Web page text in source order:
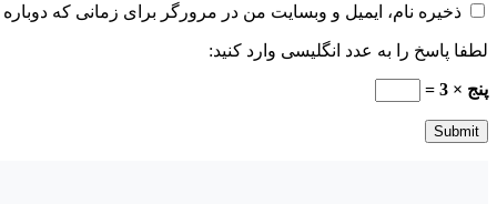
ذخیره نام، ایمیل و وبسایت من در مرورگر برای زمانی که
لطفا پاسخ را به عدد انگلیسی وارد کنید:
پنج × 3 =